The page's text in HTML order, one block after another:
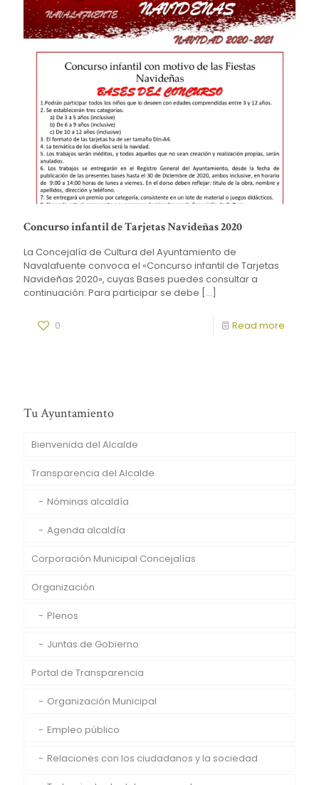
Concurso infantil de Tarjetas Navideñas 2020
La Concejalía de Cultura del Ayuntamiento de
Navalafuente convoca el «Concurso infantil de Tarjetas
Navideñas 2020», cuyas Bases puedes consultar a
continuación: Para participar se debe […]
0 Read more
Tu Ayuntamiento
Bienvenida del Alcalde
Transparencia del Alcalde
Nóminas alcaldía
Agenda alcaldía
Corporación Municipal Concejalías
Organización
Plenos
Juntas de Gobierno
Portal de Transparencia
Organización Municipal
Empleo público
Relaciones con los ciudadanos y la sociedad